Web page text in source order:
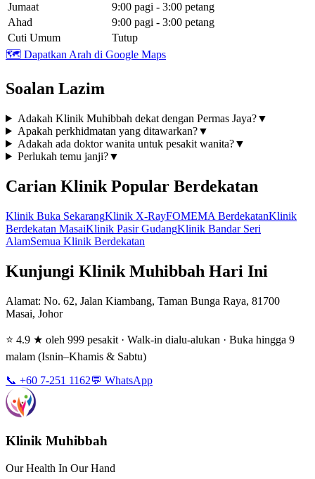
Jumaat
9:00 pagi - 3:00 petang
Ahad
9:00 pagi - 3:00 petang
Cuti Umum
Tutup
🗺️ Dapatkan Arah di Google Maps
Soalan Lazim
Adakah Klinik Muhibbah dekat dengan Permas Jaya?▼
Apakah perkhidmatan yang ditawarkan?▼
Adakah ada doktor wanita untuk pesakit wanita?▼
Perlukah temu janji?▼
Carian Klinik Popular Berdekatan
Klinik Buka SekarangKlinik X-RayFOMEMA BerdekatanKlinik
Berdekatan MasaiKlinik Pasir GudangKlinik Bandar Seri
AlamSemua Klinik Berdekatan
Kunjungi Klinik Muhibbah Hari Ini
Alamat: No. 62, Jalan Kiambang, Taman Bunga Raya, 81700
Masai, Johor
⭐ 4.9 ★ oleh 999 pesakit · Walk-in dialu-alukan · Buka hingga 9
malam (Isnin–Khamis & Sabtu)
📞 +60 7-251 1162💬 WhatsApp
Klinik Muhibbah
Our Health In Our Hand